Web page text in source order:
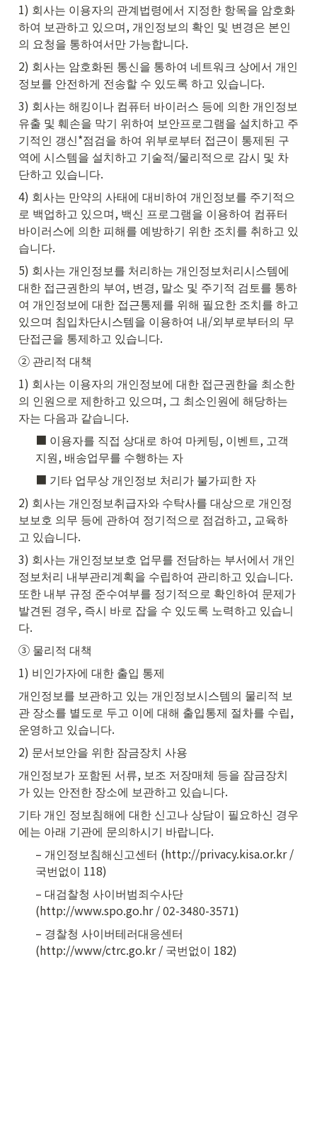
1) 회사는 이용자의 관계법령에서 지정한 항목을 암호화
하여 보관하고 있으며, 개인정보의 확인 및 변경은 본인
의 요청을 통하여서만 가능합니다.
2) 회사는 암호화된 통신을 통하여 네트워크 상에서 개인
정보를 안전하게 전송할 수 있도록 하고 있습니다.
3) 회사는 해킹이나 컴퓨터 바이러스 등에 의한 개인정보
유출 및 훼손을 막기 위하여 보안프로그램을 설치하고 주
기적인 갱신*점검을 하여 위부로부터 접근이 통제된 구
역에 시스템을 설치하고 기술적/물리적으로 감시 및 차
단하고 있습니다.
4) 회사는 만약의 사태에 대비하여 개인정보를 주기적으
로 백업하고 있으며, 백신 프로그램을 이용하여 컴퓨터
바이러스에 의한 피해를 예방하기 위한 조치를 취하고 있
습니다.
5) 회사는 개인정보를 처리하는 개인정보처리시스템에
대한 접근권한의 부여, 변경, 말소 및 주기적 검토를 통하
여 개인정보에 대한 접근통제를 위해 필요한 조치를 하고
있으며 침입차단시스템을 이용하여 내/외부로부터의 무
단접근을 통제하고 있습니다.
② 관리적 대책
1) 회사는 이용자의 개인정보에 대한 접근권한을 최소한
의 인원으로 제한하고 있으며, 그 최소인원에 해당하는
자는 다음과 같습니다.
■ 이용자를 직접 상대로 하여 마케팅, 이벤트, 고객
지원, 배송업무를 수행하는 자
■ 기타 업무상 개인정보 처리가 불가피한 자
2) 회사는 개인정보취급자와 수탁사를 대상으로 개인정
보보호 의무 등에 관하여 정기적으로 점검하고, 교육하
고 있습니다.
3) 회사는 개인정보보호 업무를 전담하는 부서에서 개인
정보처리 내부관리계획을 수립하여 관리하고 있습니다.
또한 내부 규정 준수여부를 정기적으로 확인하여 문제가
발견된 경우, 즉시 바로 잡을 수 있도록 노력하고 있습니
다.
③ 물리적 대책
1) 비인가자에 대한 출입 통제
개인정보를 보관하고 있는 개인정보시스템의 물리적 보
관 장소를 별도로 두고 이에 대해 출입통제 절차를 수립,
운영하고 있습니다.
2) 문서보안을 위한 잠금장치 사용
개인정보가 포함된 서류, 보조 저장매체 등을 잠금장치
가 있는 안전한 장소에 보관하고 있습니다.
기타 개인 정보침해에 대한 신고나 상담이 필요하신 경우
에는 아래 기관에 문의하시기 바랍니다.
– 개인정보침해신고센터 (http://privacy.kisa.or.kr /
국번없이 118)
– 대검찰청 사이버범죄수사단
(http://www.spo.go.hr / 02-3480-3571)
– 경찰청 사이버테러대응센터
(http://www/ctrc.go.kr / 국번없이 182)